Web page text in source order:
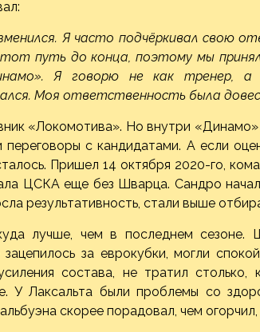
Я часто подчёркивал свою
путь до конца, поэтому мы
Я говорю не как тренер,
Моя ответственность была
«Локомотива». Но внутри
переговоры с кандидатами. А если
Пришел 14 октября 2020-го,
ЦСКА еще без Шварца. Сандро
результативность, стали выше
лучше, чем в последнем сезоне.
за еврокубки, могли
состава, не тратил столько,
У Лаксальта были проблемы со
скорее порадовал, чем